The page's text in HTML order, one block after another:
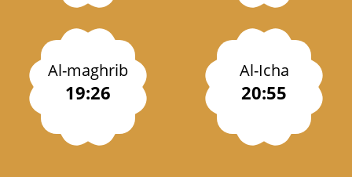
Al-maghrib
19:26
Al-Icha
20:55